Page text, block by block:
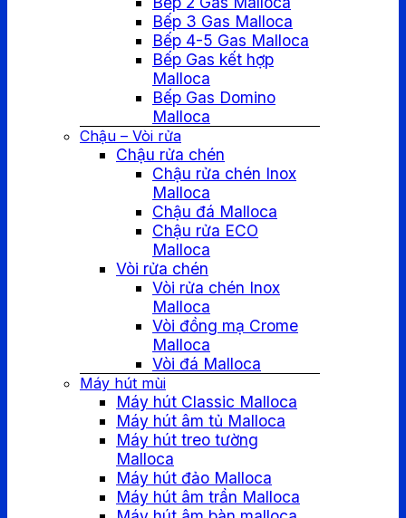
Bếp 3 Gas Malloca
Bếp 4-5 Gas Malloca
Bếp Gas kết hợp
Malloca
Bếp Gas Domino
Malloca
Chậu – Vòi rửa
Chậu rửa chén
Chậu rửa chén Inox
Malloca
Chậu đá Malloca
Chậu rửa ECO
Malloca
Vòi rửa chén
Vòi rửa chén Inox
Malloca
Vòi đồng mạ Crome
Malloca
Vòi đá Malloca
Máy hút mùi
Máy hút Classic Malloca
Máy hút âm tủ Malloca
Máy hút treo tường
Malloca
Máy hút đảo Malloca
Máy hút âm trần Malloca